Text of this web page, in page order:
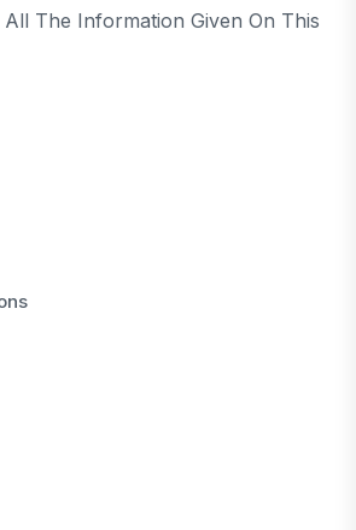
The Information Given On This